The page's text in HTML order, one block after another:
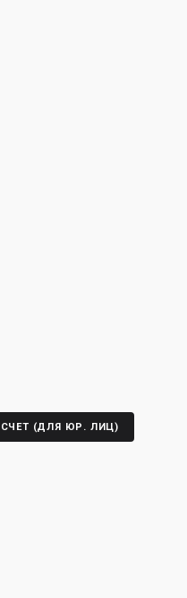
(ДЛЯ ЮР. ЛИЦ)